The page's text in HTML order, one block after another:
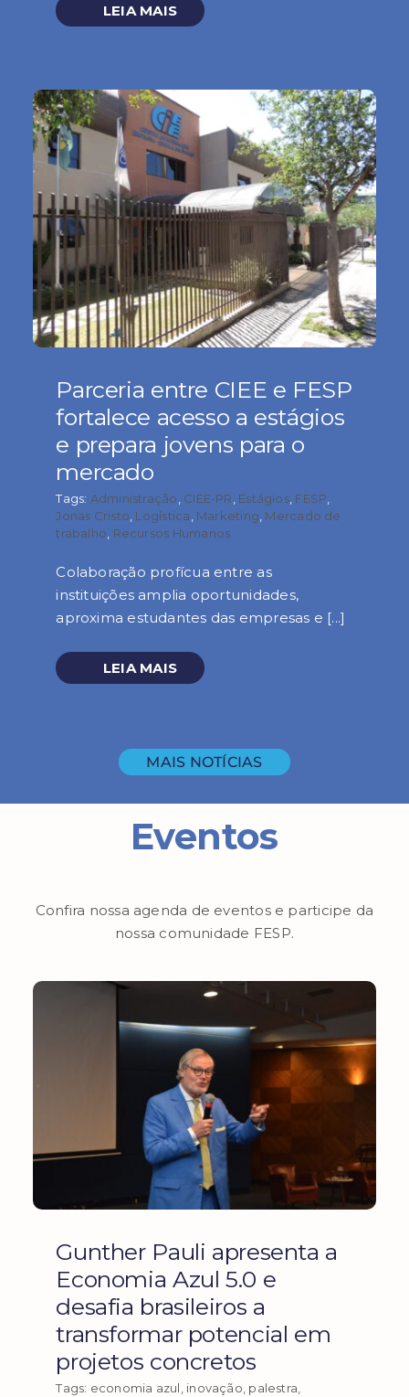
LEIA MAIS
Parceria entre CIEE e FESP
fortalece acesso a estágios
e prepara jovens para o
mercado
Tags: Administração CIEE-PR Estágios, FESP
Jonas Cristo Logística Marketing Mercado de
trabalho Recursos Humanos
Colaboração profícua entre as
instituições amplia oportunidades,
aproxima estudantes das empresas e [...]
LEIA MAIS
MAIS NOTÍCIAS
Eventos
Confira nossa agenda de eventos e participe da
nossa comunidade FESP.
Gunther Pauli apresenta a
Economia Azul 5.0 e
desafia brasileiros a
transformar potencial em
projetos concretos
Tags: economia azul, inovação, palestra,